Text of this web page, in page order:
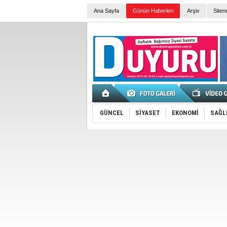
Ana Sayfa Günün Haberleri Arşiv
GÜNCEL SİYASET EKONOMİ